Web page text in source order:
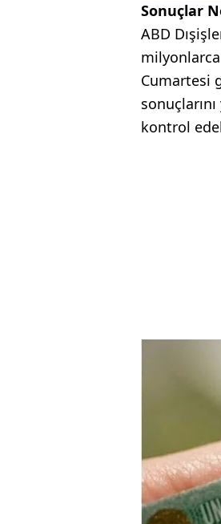
Sonuçlar
ABD
milyonlarca
Cumartesi
kontrol